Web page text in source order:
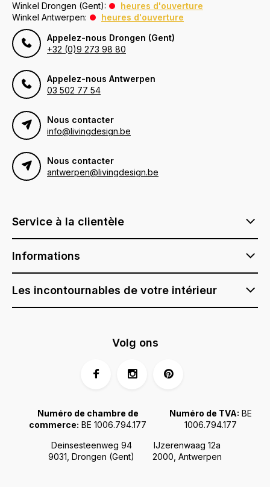
Winkel Drongen (Gent):
heures d'ouverture
Winkel Antwerpen:
heures d'ouverture
Appelez-nous Drongen (Gent)
+32 (0)9 273 98 80
Appelez-nous Antwerpen
03 502 77 54
Nous contacter
info@livingdesign.be
Nous contacter
antwerpen@livingdesign.be
Service à la clientèle
Informations
Les incontournables de votre intérieur
Deinsesteenweg 94
9031, Drongen (Gent)
IJzerenwaag 12a
2000, Antwerpen
Numéro de chambre de
commerce: BE 1006.794.177
Numéro de TVA: BE
1006.794.177
Volg ons